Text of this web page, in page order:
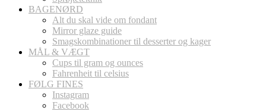
BAGENØRD
Alt du skal vide om fondant
Mirror glaze guide
Smagskombinationer til desserter og kager
MÅL & VÆGT
Cups til gram og ounces
Fahrenheit til celsius
FØLG FINES
Instagram
Facebook